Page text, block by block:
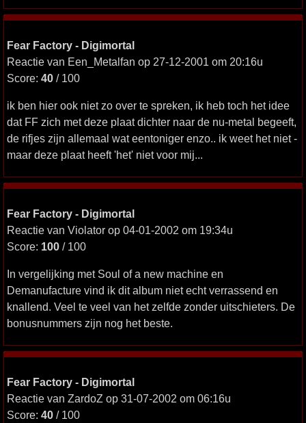
Fear Factory - Digimortal
Reactie van Een_Metalfan op 27-12-2001 om 20:16u
Score: 40 / 100
ik ben hier ook niet zo over te spreken, ik heb toch het idee
dat FF zich met deze plaat dichter naar de nu-metal begeeft,
de rifjes zijn allemaal wat eentoniger enzo.. ik weet het niet -
maar deze plaat heeft 'het' niet voor mij...
Fear Factory - Digimortal
Reactie van Violator op 04-01-2002 om 19:34u
Score: 100 / 100
In vergelijking met Soul of a new machine en
Demanufacture vind ik dit album niet echt verrassend en
knallend. Veel te veel van het zelfde zonder uitschieters. De
bonusnummers zijn nog het beste.
Fear Factory - Digimortal
Reactie van ZardoZ op 31-07-2002 om 06:16u
Score: 40 / 100